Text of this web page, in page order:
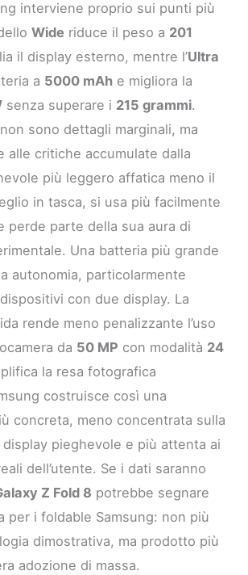
interviene proprio sui punti più
Wide riduce il peso a 201
il display esterno, mentre l’Ultra
a 5000 mAh e migliora la
senza superare i 215 grammi.
sono dettagli marginali, ma
alle critiche accumulate dalla
più leggero affatica meno il
in tasca, si usa più facilmente
perde parte della sua aura di
Una batteria più grande
autonomia, particolarmente
con due display. La
rende meno penalizzante l’uso
da 50 MP con modalità 24
la resa fotografica
costruisce così una
concreta, meno concentrata sulla
pieghevole e più attenta ai
dell’utente. Se i dati saranno
Z Fold 8 potrebbe segnare
per i foldable Samsung: non più
dimostrativa, ma prodotto più
adozione di massa.